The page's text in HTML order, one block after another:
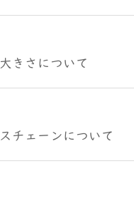
きさについて
チェーンについて